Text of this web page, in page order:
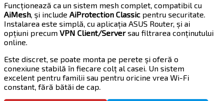
Funcționează ca un sistem mesh complet, compatibil cu
AiMesh, și include AiProtection Classic pentru securitate.
Instalarea este simplă, cu aplicația ASUS Router, și ai
opțiuni precum VPN Client/Serversau filtrarea conținutului
online.
Este discret, se poate monta pe perete și oferă o
conexiune stabilă în fiecare colț al casei. Un sistem
excelent pentru familii sau pentru oricine vrea Wi-Fi
constant, fără bătăi de cap.